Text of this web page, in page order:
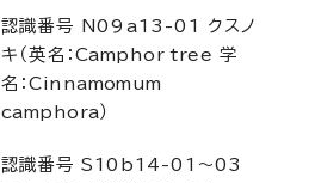
認識番号 N09a13-01 クスノ
キ（英名： Camphor tree 学
名：Cinnamomum
camphora）
認識番号 S10b14-01～03